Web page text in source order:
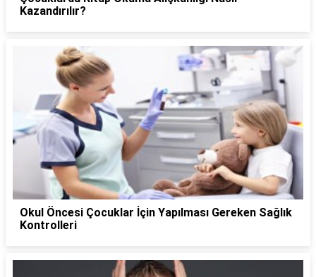
Kazandırılır?
Okul Öncesi Çocuklar İçin Yapılması Gereken Sağlık
Kontrolleri